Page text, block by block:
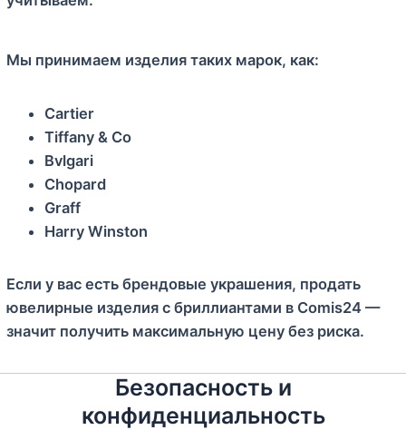
Мы принимаем изделия таких марок, как:
Cartier
Tiffany & Co
Bvlgari
Chopard
Graff
Harry Winston
Если у вас есть брендовые украшения, продать
ювелирные изделия с бриллиантами в Comis24 —
значит получить максимальную цену без риска.
Безопасность и
конфиденциальность